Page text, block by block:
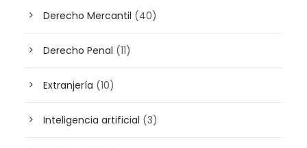
Derecho Mercantil (40)
Derecho Penal (11)
Extranjería (10)
Inteligencia artificial (3)